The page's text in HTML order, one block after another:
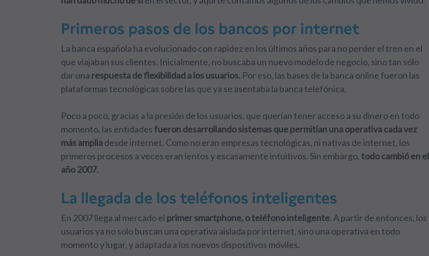
Primeros pasos de los bancos por internet
La banca española ha evolucionado con rapidez en los últimos años para no perder el tren en el
que viajaban sus clientes. Inicialmente, no buscaba un nuevo modelo de negocio, sino tan sólo
dar una respuesta de flexibilidad a los usuarios. Por eso, las bases de la banca online fueron las
plataformas tecnológicas sobre las que ya se asentaba la banca telefónica.
Poco a poco, gracias a la presión de los usuarios, que querían tener acceso a su dinero en todo
momento, las entidades fueron desarrollando sistemas que permitían una operativa cada vez
más ampliadesde internet. Como no eran empresas tecnológicas, ni nativas de internet, los
primeros procesos a veces eran lentos y escasamente intuitivos. Sin embargo, todo cambió en el
año 2007.
La llegada de los teléfonos inteligentes
En 2007 llega al mercado el primer smartphone, o teléfono inteligente. A partir de entonces, los
usuarios ya no solo buscan una operativa aislada por internet, sino una operativa en todo
momento y lugar, y adaptada a los nuevos dispositivos móviles.